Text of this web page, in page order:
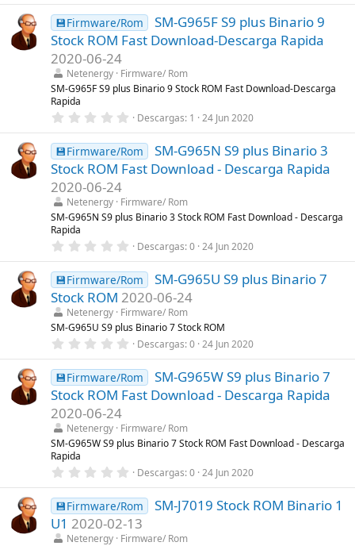
s
)0
0
e
s
e
l
s
)
💾Firmware/Rom
SM-G965F S9 plus Binario 9
Stock ROM Fast Download-Descarga Rapida
2020-06-24
Netenergy Firmware/ Rom
SM-G965F S9 plus Binario 9 Stock ROM Fast Download-Descarga
Rapida
0
0
0
e
s
e
l
s
)
Descargas 1 24 Jun 2020
💾Firmware/Rom
SM-G965N S9 plus Binario 3
Stock ROM Fast Download - Descarga Rapida
2020-06-24
Netenergy Firmware/ Rom
SM-G965N S9 plus Binario 3 Stock ROM Fast Download - Descarga
Rapida
0
0
0
e
s
t
r
e
l
a
(
s
)
Descargas 0 24 Jun 2020
💾Firmware/Rom
SM-G965U S9 plus Binario 7
Stock ROM 2020-06-24
Netenergy Firmware/ Rom
SM-G965U S9 plus Binario 7 Stock ROM
0
0
0
e
s
e
l
s
)
Descargas 0 24 Jun 2020
💾Firmware/Rom
SM-G965W S9 plus Binario 7
Stock ROM Fast Download - Descarga Rapida
2020-06-24
Netenergy Firmware/ Rom
SM-G965W S9 plus Binario 7 Stock ROM Fast Download - Descarga
Rapida
0
0
0
e
s
t
Descargas 0 24 Jun 2020
💾Firmware/Rom
SM-J7019 Stock ROM Binario 1
U1 2020-02-13
Netenergy Firmware/ Rom